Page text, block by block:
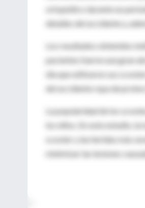
ortopédico durante un
detalles del accidente y,
Los resultados obtenidos
pacientes fueron una gran
día que utilizaron sus
del accidente ropa de
La popularidad de los
los niños. En este estudio,
scooter y las heridas más
minimizar las lesiones